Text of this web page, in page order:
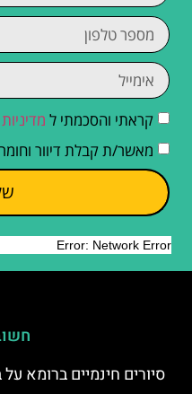
קראתי והסכמתי ל
מאשר/ת קבלת דיוור
סיורים חינמיים ברומא